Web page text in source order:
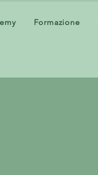
Formazione